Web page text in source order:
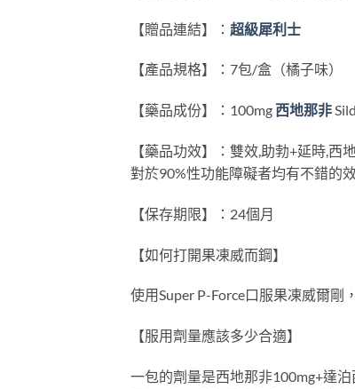
【贈品連結】： 超級犀利士
【產品規格】：7包/盒（橘子味）
【藥品成份】：100mg 西地那非
【藥品功效】：雙效,助勃+延時,
對於90%性功能障礙者均有不錯的
【保存期限】：24個月
【如何打開果凍威而鋼】
使用Super P-Force口服果凍威爾剛
【服用劑量應該多少合適】
一包的劑量是西地那非100mg+達